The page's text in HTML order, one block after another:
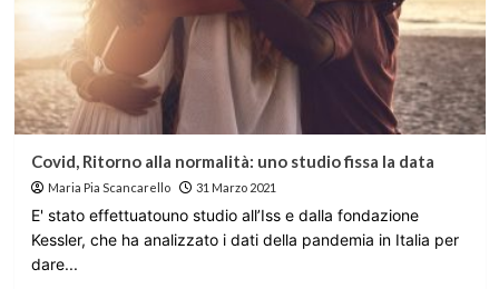
Covid, Ritorno alla normalità: uno studio fissa la data
Maria Pia Scancarello 31 Marzo 2021
E' stato effettuatouno studio all’Iss e dalla fondazione
Kessler, che ha analizzato i dati della pandemia in Italia per
dare...